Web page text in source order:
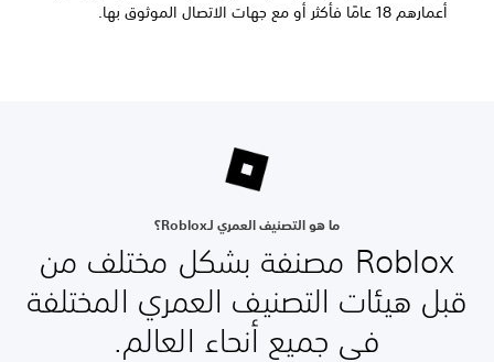
أعمارهم 18 عامًا فأكثر أو مع جهات الاتصال الموثوق بها.
ما هو التصنيف العمري لـRoblox؟
Roblox مصنفة بشكل مختلف من
هيئات التصنيف العمري المختلفة
في جميع أنحاء العالم.